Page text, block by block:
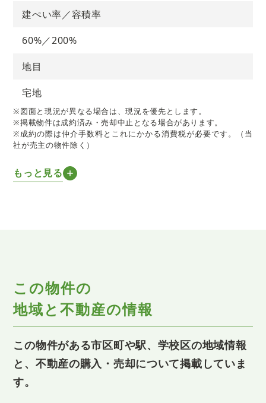
建ぺい率／容積率
60%／200%
地目
宅地
※図面と現況が異なる場合は、現況を優先とします。
※掲載物件は成約済み・売却中止となる場合があります。
※成約の際は仲介手数料とこれにかかる消費税が必要です。（当
社が売主の物件除く）
もっと見る
この物件の
地域と不動産の情報
この物件がある市区町や駅、学校区の地域情報
と、不動産の購入・売却について掲載していま
す。